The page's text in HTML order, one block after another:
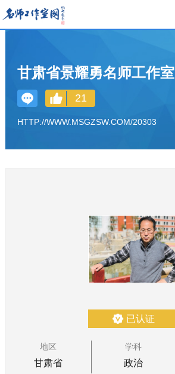
甘肃省景耀勇名师工作室
21
HTTP://WWW.MSGZSW.COM/20303
已认证
地区
甘肃省
学科
政治